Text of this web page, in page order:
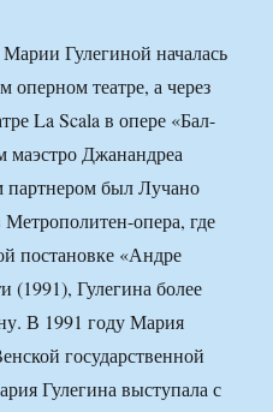
Гулегиной началась
оперном театре, а через
La Scala в опере «Бал-
маэстро Джанандреа
партнером был Лучано
опера, где
постановке «Андре
(1991), Гулегина более
В 1991 году Мария
государственной
Гулегина выступала с